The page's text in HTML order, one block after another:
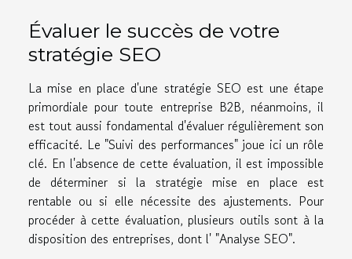
Évaluer le succès de votre
stratégie SEO
La mise en place d'une stratégie SEO est une étape
primordiale pour toute entreprise B2B, néanmoins, il
est tout aussi fondamental d'évaluer régulièrement son
efficacité. Le "Suivi des performances" joue ici un rôle
clé. En l'absence de cette évaluation, il est impossible
de déterminer si la stratégie mise en place est
rentable ou si elle nécessite des ajustements. Pour
procéder à cette évaluation, plusieurs outils sont à la
disposition des entreprises, dont l' "Analyse SEO".